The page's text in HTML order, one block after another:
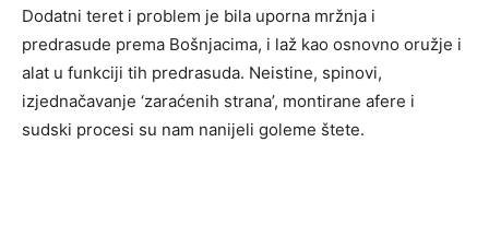
Dodatni teret i problem je bila uporna mržnja i
predrasude prema Bošnjacima, i laž kao osnovno oružje i
alat u funkciji tih predrasuda. Neistine, spinovi,
izjednačavanje ‘zaraćenih strana’, montirane afere i
sudski procesi su nam nanijeli goleme štete.